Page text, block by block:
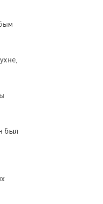
был